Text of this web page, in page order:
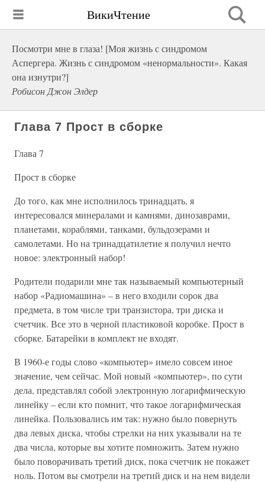
ВикиЧтение
Посмотри мне в глаза! [Моя жизнь с синдромом
Аспергера. Жизнь с синдромом «ненормальности». Какая
она изнутри?]
Робисон Джон Элдер
Глава 7 Прост в сборке
Глава 7
Прост в сборке
До того, как мне исполнилось тринадцать, я
интересовался минералами и камнями, динозаврами,
планетами, кораблями, танками, бульдозерами и
самолетами. Но на тринадцатилетие я получил нечто
новое: электронный набор!
Родители подарили мне так называемый компьютерный
набор «Радиомашина» – в него входили сорок два
предмета, в том числе три транзистора, три диска и
счетчик. Все это в черной пластиковой коробке. Прост в
сборке. Батарейки в комплект не входят.
В 1960-е годы слово «компьютер» имело совсем иное
значение, чем сейчас. Мой новый «компьютер», по сути
дела, представлял собой электронную логарифмическую
линейку – если кто помнит, что такое логарифмическая
линейка. Пользовались им так: нужно было повернуть
два левых диска, чтобы стрелки на них указывали на те
два числа, которые вы хотите помножить. Затем нужно
было поворачивать третий диск, пока счетчик не покажет
ноль. Потом вы смотрели на третий диск и на нем видели